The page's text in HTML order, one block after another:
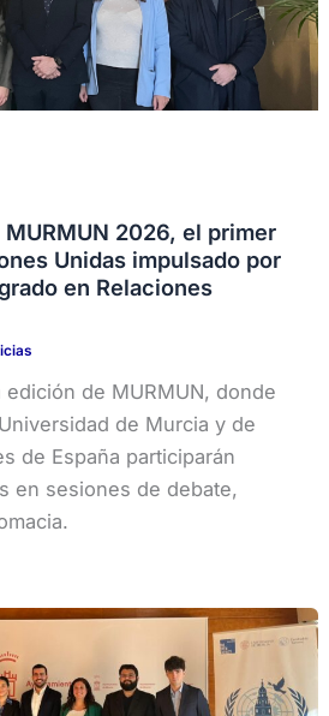
2026, el primer
Unidas impulsado por
en Relaciones
edición de MURMUN, donde
de Murcia y de
de España participarán
en sesiones de debate,